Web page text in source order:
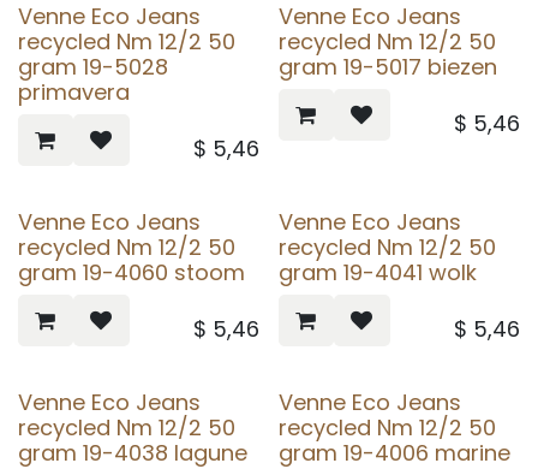
Venne Eco Jeans
recycled Nm 12/2 50
gram 19-5028
primavera
$ 5,46
Venne Eco Jeans
recycled Nm 12/2 50
gram 19-5017 biezen
$ 5,46
Venne Eco Jeans
recycled Nm 12/2 50
gram 19-4060 stoom
$ 5,46
Venne Eco Jeans
recycled Nm 12/2 50
gram 19-4041 wolk
$ 5,46
Venne Eco Jeans
recycled Nm 12/2 50
gram 19-4038 lagune
Venne Eco Jeans
recycled Nm 12/2 50
gram 19-4006 marine